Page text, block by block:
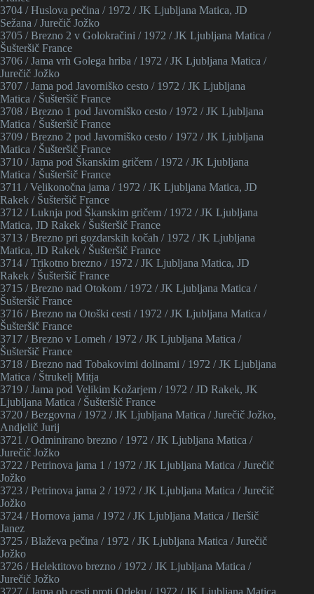
3704 / Huslova pečina / 1972 / JK Ljubljana Matica, JD
Sežana / Jurečič Jožko
3705 / Brezno 2 v Golokračini / 1972 / JK Ljubljana Matica /
Šušteršič France
3706 / Jama vrh Golega hriba / 1972 / JK Ljubljana Matica /
Jurečič Jožko
3707 / Jama pod Javorniško cesto / 1972 / JK Ljubljana
Matica / Šušteršič France
3708 / Brezno 1 pod Javorniško cesto / 1972 / JK Ljubljana
Matica / Šušteršič France
3709 / Brezno 2 pod Javorniško cesto / 1972 / JK Ljubljana
Matica / Šušteršič France
3710 / Jama pod Škanskim gričem / 1972 / JK Ljubljana
Matica / Šušteršič France
3711 / Velikonočna jama / 1972 / JK Ljubljana Matica, JD
Rakek / Šušteršič France
3712 / Luknja pod Škanskim gričem / 1972 / JK Ljubljana
Matica, JD Rakek / Šušteršič France
3713 / Brezno pri gozdarskih kočah / 1972 / JK Ljubljana
Matica, JD Rakek / Šušteršič France
3714 / Trikotno brezno / 1972 / JK Ljubljana Matica, JD
Rakek / Šušteršič France
3715 / Brezno nad Otokom / 1972 / JK Ljubljana Matica /
Šušteršič France
3716 / Brezno na Otoški cesti / 1972 / JK Ljubljana Matica /
Šušteršič France
3717 / Brezno v Lomeh / 1972 / JK Ljubljana Matica /
Šušteršič France
3718 / Brezno nad Tobakovimi dolinami / 1972 / JK Ljubljana
Matica / Štrukelj Mitja
3719 / Jama pod Velikim Kožarjem / 1972 / JD Rakek, JK
Ljubljana Matica / Šušteršič France
3720 / Bezgovna / 1972 / JK Ljubljana Matica / Jurečič Jožko,
Andjelič Jurij
3721 / Odminirano brezno / 1972 / JK Ljubljana Matica /
Jurečič Jožko
3722 / Petrinova jama 1 / 1972 / JK Ljubljana Matica / Jurečič
Jožko
3723 / Petrinova jama 2 / 1972 / JK Ljubljana Matica / Jurečič
Jožko
3724 / Hornova jama / 1972 / JK Ljubljana Matica / Ileršič
Janez
3725 / Blaževa pečina / 1972 / JK Ljubljana Matica / Jurečič
Jožko
3726 / Helektitovo brezno / 1972 / JK Ljubljana Matica /
Jurečič Jožko
3727 / Jama ob cesti proti Orleku / 1972 / JK Ljubljana Matica